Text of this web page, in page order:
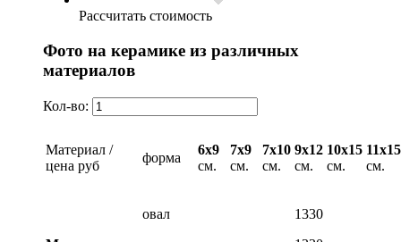
Рассчитать стоимость
Фото на керамике из различных
материалов
Кол-во:
Материал /
цена руб
форма
6х9
см.
7х9
см.
7х10
см.
9х12
см.
10х15
см.
11х15
см.
овал
1330